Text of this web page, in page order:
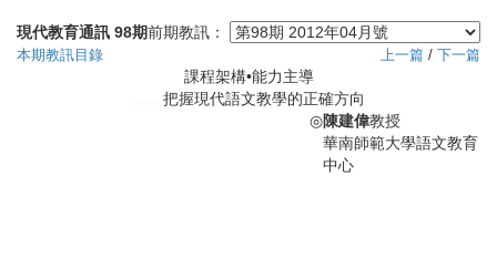
現代教育通訊 98期前期教訊：
本期教訊目錄 上一篇 / 下一篇
課程架構•能力主導
把握現代語文教學的正確方向
◎陳建偉教授
華南師範大學語文教育
中心